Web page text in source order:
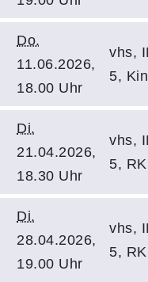
Do.
11.06.2026,
18.00 Uhr
vhs,
5,
Di.
21.04.2026,
18.30 Uhr
vhs,
5,
Di.
28.04.2026,
19.00 Uhr
vhs,
5,